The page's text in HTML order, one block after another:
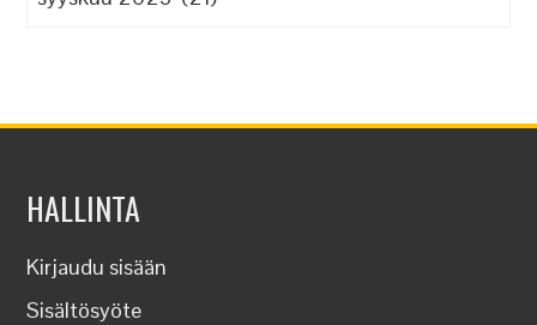
HALLINTA
Kirjaudu sisään
Sisältösyöte